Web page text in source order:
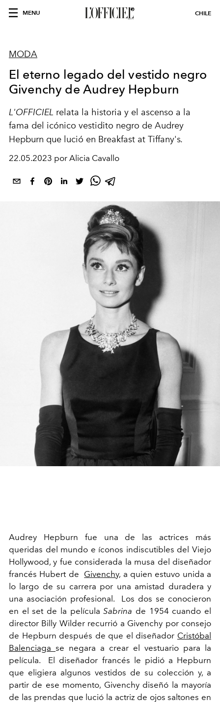
MENU CHILE
MODA
El eterno legado del vestido negro
Givenchy de Audrey Hepburn
L'OFFICIEL relata la historia y el ascenso a la
fama del icónico vestidito negro de Audrey
Hepburn que lució en Breakfast at Tiffany's.
22.05.2023 por Alicia Cavallo
Audrey Hepburn fue una de las actrices más
queridas del mundo e íconos indiscutibles del Viejo
Hollywood, y fue considerada la musa del diseñador
francés Hubert de Givenchy, a quien estuvo unida a
lo largo de su carrera por una amistad duradera y
una asociación profesional. Los dos se conocieron
en el set de la películaSabrina de 1954 cuando el
director Billy Wilder recurrió a Givenchy por consejo
de Hepburn después de que el diseñador Cristóbal
Balenciaga se negara a crear el vestuario para la
película. El diseñador francés le pidió a Hepburn
que eligiera algunos vestidos de su colección y, a
partir de ese momento, Givenchy diseñó la mayoría
de las prendas que lució la actriz de ojos saltones en